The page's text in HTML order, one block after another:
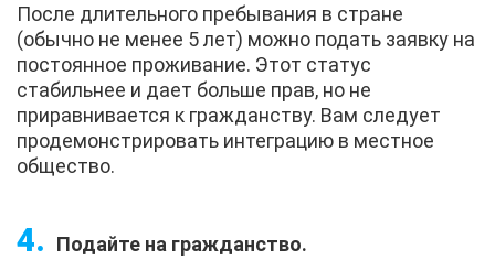
После длительного пребывания в стране
(обычно не менее 5 лет) можно подать заявку на
постоянное проживание. Этот статус
стабильнее и дает больше прав, но не
приравнивается к гражданству. Вам следует
продемонстрировать интеграцию в местное
общество.
Подайте на гражданство.